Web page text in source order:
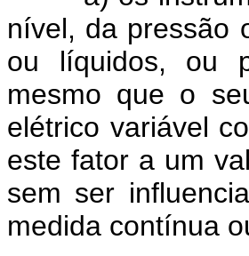
nível, da pressão
ou líquidos, ou
mesmo que o
elétrico variável
este fator a um
sem ser
medida contínua